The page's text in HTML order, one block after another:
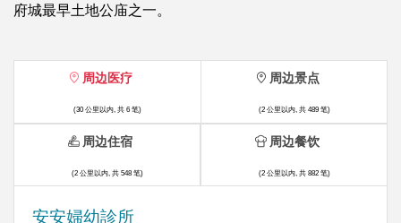
府城最早土地公庙之一。
周边医疗
(30 公里以内, 共 6 笔)
安安婦幼診所
周边景点
(2 公里以内, 共 489 笔)
周边住宿
(2 公里以内, 共 548 笔)
周边餐饮
(2 公里以内, 共 882 笔)